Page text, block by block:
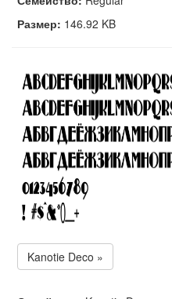
Размер: 146.92 KB
Kanotie Deco »